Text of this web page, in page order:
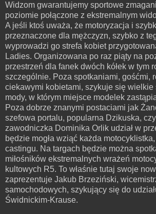
Widzom gwarantujemy sportowe
poziomie połączone z ekstremalnym
A jeśli ktoś uważa, że motoryzacja i
przeznaczone dla mężczyzn, szybko z
wyprowadzi go strefa kobiet
Ladies. Organizowana po raz piąty na
przestrzeń dla fanek dwóch kółek w tym
szczególnie. Poza spotkaniami, gośćmi,
ciekawymi kobietami, szykuje się wielkie
mody, w którym miejsce modelek
Poza dobrze znanymi postaciami jak
szefowa portalu, popularna Dzikuska,
zawodniczka Dominika Orlik udział w
będzie mogła wziąć każda
castingu. Na targach będzie można
miłośników ekstremalnych wrażeń
kultowych R5. To właśnie tutaj swoje
zaprezentuje Jakub Brzeziński,
samochodowych, szykujący się do
Świdnickim-Krause.